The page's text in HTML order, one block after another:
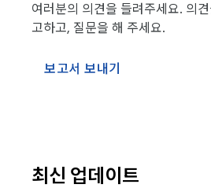
여러분의 의견을 들려주세요. 의
고하고, 질문을 해 주세요.
보고서 보내기
최신 업데이트